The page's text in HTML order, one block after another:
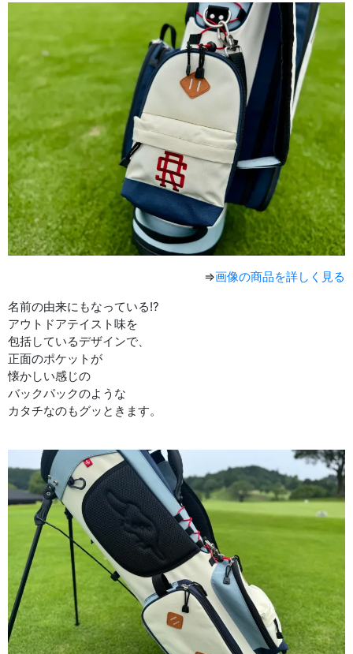
⇒画像の商品を詳しく見る
名前の由来にもなっている!?
アウトドアテイスト味を
包括しているデザインで、
正面のポケットが
懐かしい感じの
バックパックのような
カタチなのもグッときます。